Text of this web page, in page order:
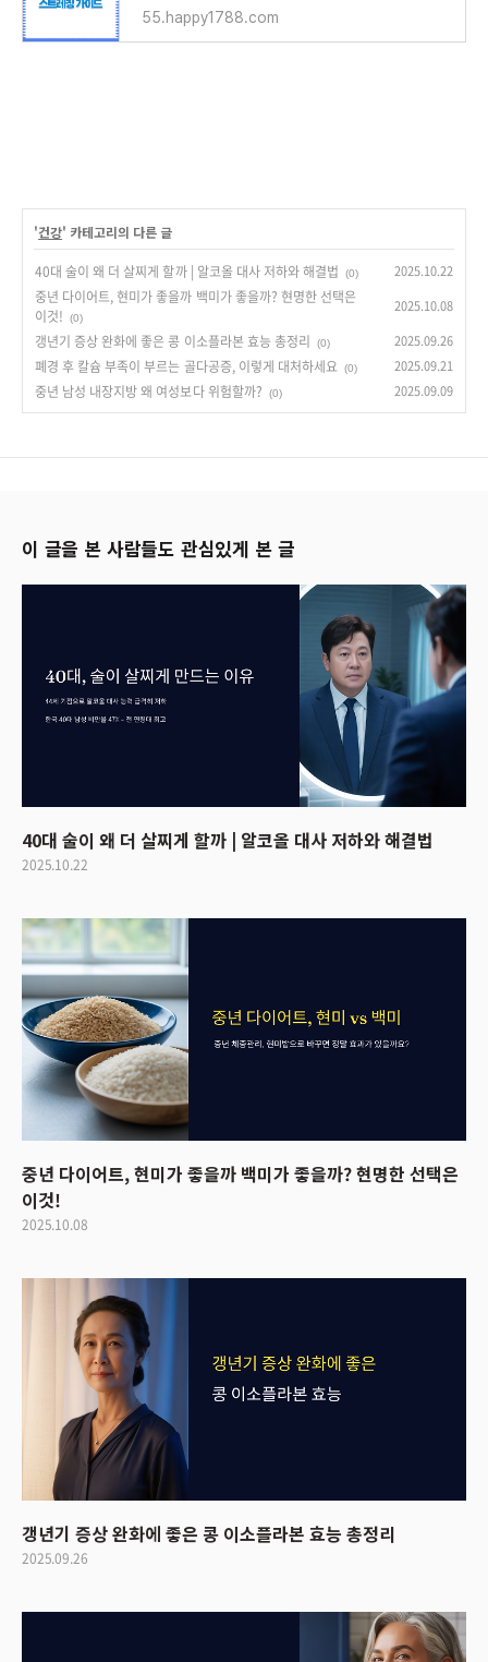
55.happy1788.com
'건강' 카테고리의 다른 글
40대 술이 왜 더 살찌게 할까 | 알코올 대사 저하와 해결법 (0) 2025.10.22
중년 다이어트, 현미가 좋을까 백미가 좋을까? 현명한 선택은
이것!
(0)
2025.10.08
갱년기 증상 완화에 좋은 콩 이소플라본 효능 총정리 (0) 2025.09.26
폐경 후 칼슘 부족이 부르는 골다공증, 이렇게 대처하세요 (0) 2025.09.21
중년 남성 내장지방 왜 여성보다 위험할까? (0) 2025.09.09
이 글을 본 사람들도 관심있게 본 글
40대 술이 왜 더 살찌게 할까 | 알코올 대사 저하와 해결법
2025.10.22
중년 다이어트, 현미가 좋을까 백미가 좋을까? 현명한 선택은
이것!
2025.10.08
갱년기 증상 완화에 좋은 콩 이소플라본 효능 총정리
2025.09.26